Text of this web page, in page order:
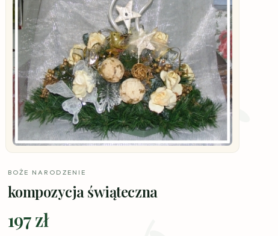
BOŻE NARODZENIE
kompozycja świąteczna
197 zł